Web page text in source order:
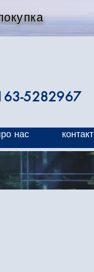
5282967
нас контакт